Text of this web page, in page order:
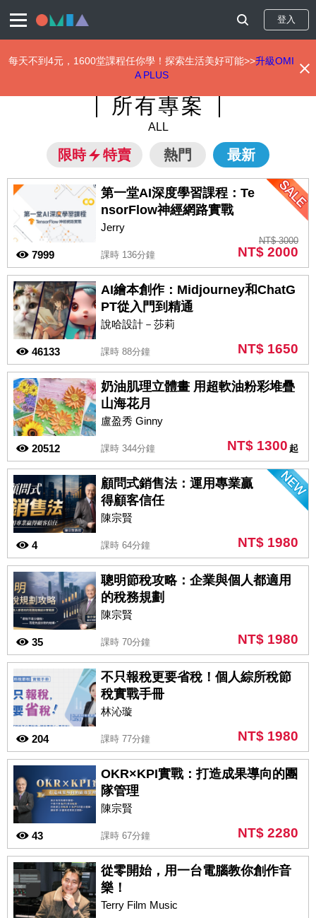
登入
每天不到4元，1600堂課程任你學！探索生活美好可能>>升級OMI
A PLUS
所有專案
ALL
限時 特賣 熱門 最新
Jerry
第一堂AI深度學習課程：Te
nsorFlow神經網路實戰
課時 136分鐘
7999
NT$ 3000
NT$ 2000
說哈設計－莎莉
AI繪本創作：Midjourney和ChatG
PT從入門到精通
課時 88分鐘
46133 NT$ 1650
盧盈秀 Ginny
奶油肌理立體畫 用超軟油粉彩堆疊
山海花月
課時 344分鐘
20512 NT$ 1300 起
陳宗賢
顧問式銷售法：運用專業贏
得顧客信任
課時 64分鐘
4 NT$ 1980
陳宗賢
聰明節稅攻略：企業與個人都適用
的稅務規劃
課時 70分鐘
35 NT$ 1980
林沁璇
不只報稅更要省稅！個人綜所稅節
稅實戰手冊
課時 77分鐘
204 NT$ 1980
陳宗賢
OKR×KPI實戰：打造成果導向的團
隊管理
課時 67分鐘
43 NT$ 2280
Terry Film Music
從零開始，用一台電腦教你創作音
樂！